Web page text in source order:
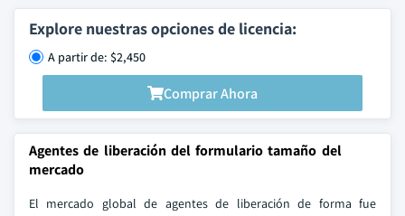
Explore nuestras opciones de licencia:
A partir de: $2,450
Comprar Ahora
Agentes de liberación del formulario tamaño del
mercado
El mercado global de agentes de liberación de forma fue